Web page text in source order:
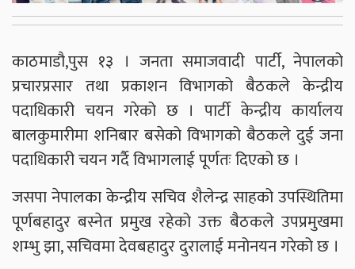
काठमाडौ,पुस १३ । जनता समाजवादी पार्टी, नेपालको
प्रचारप्रसार तथा प्रकाशन विभागको बैठकले केन्द्रीय
पदाधिकारी चयन गरेको छ । पार्टी केन्द्रीय कार्यालय
बालकुमारीमा शनिबार बसेको विभागको बैठकले दुई जना
पदाधिकारी चयन गर्दै विभागलाई पूर्णतः दिएको छ ।
जसपा नेपालका केन्द्रीय सचिव शैलेन्द्र साहको उपस्थितिमा
पूर्णबहादुर बस्नेत प्रमुख रहेको उक्त बैठकले उपप्रमुखमा
शम्भु झा, सचिवमा देवबहादुर दुरालाई मनोनयन गरेको छ ।